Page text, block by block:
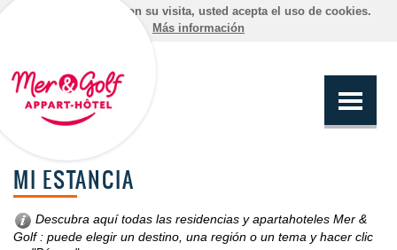
Al continuar con su visita, usted acepta el uso de cookies.
Más información
MI ESTANCIA
Descubra aquí todas las residencias y apartahoteles Mer &
Golf : puede elegir un destino, una región o un tema y hacer clic